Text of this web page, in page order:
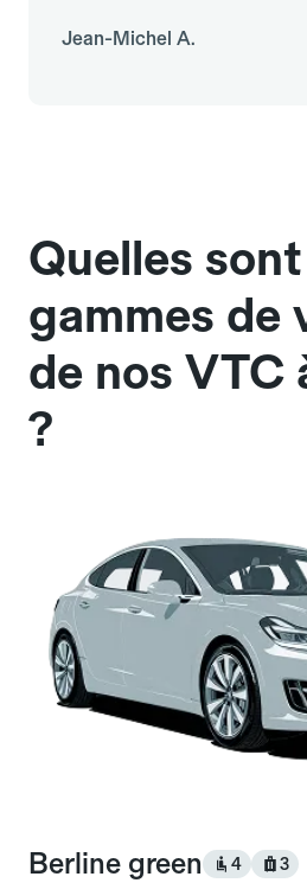
Jean-Michel A.
Quelles
gammes de
de nos VTC
?
Berline green 4 3